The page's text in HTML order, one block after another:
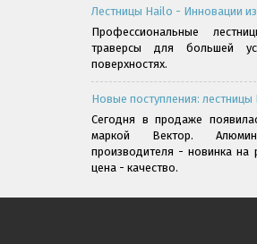
Лестницы Hailo - Инновации
Профессиональные
траверсы для большей
поверхностях.
Новые поступления: лестницы
Сегодня в продаже
маркой Вектор.
производителя - новинка на
цена - качество.